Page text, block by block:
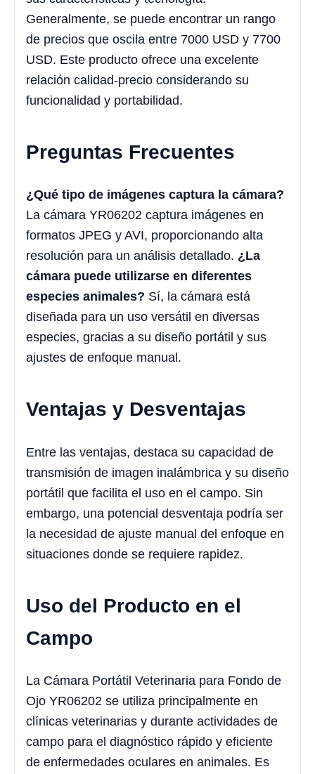
Generalmente, se puede encontrar un rango
de precios que oscila entre 7000 USD y 7700
USD. Este producto ofrece una excelente
relación calidad-precio considerando su
funcionalidad y portabilidad.
Preguntas Frecuentes
¿Qué tipo de imágenes captura la cámara?
La cámara YR06202 captura imágenes en
formatos JPEG y AVI, proporcionando alta
resolución para un análisis detallado. ¿La
cámara puede utilizarse en diferentes
especies animales? Sí, la cámara está
diseñada para un uso versátil en diversas
especies, gracias a su diseño portátil y sus
ajustes de enfoque manual.
Ventajas y Desventajas
Entre las ventajas, destaca su capacidad de
transmisión de imagen inalámbrica y su diseño
portátil que facilita el uso en el campo. Sin
embargo, una potencial desventaja podría ser
la necesidad de ajuste manual del enfoque en
situaciones donde se requiere rapidez.
Uso del Producto en el
Campo
La Cámara Portátil Veterinaria para Fondo de
Ojo YR06202 se utiliza principalmente en
clínicas veterinarias y durante actividades de
campo para el diagnóstico rápido y eficiente
de enfermedades oculares en animales. Es